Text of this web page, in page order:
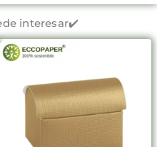
interesar✔️